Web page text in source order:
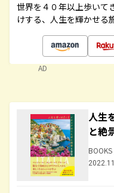
世界を４０年以上歩いて
けする、人生を輝かせる
AD
人生
と絶